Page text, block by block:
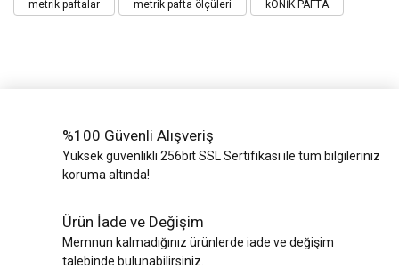
metrik paftalar metrik pafta ölçüleri kONİK PAFTA
%100 Güvenli Alışveriş
Yüksek güvenlikli 256bit SSL Sertifikası ile tüm bilgileriniz
koruma altında!
Ürün İade ve Değişim
Memnun kalmadığınız ürünlerde iade ve değişim
talebinde bulunabilirsiniz.